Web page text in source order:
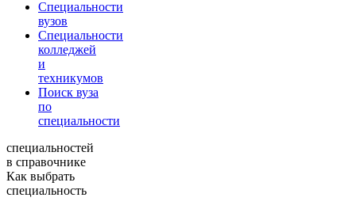
Специальности
вузов
Специальности
колледжей
и
техникумов
Поиск вуза
по
специальности
специальностей
в справочнике
Как выбрать
специальность